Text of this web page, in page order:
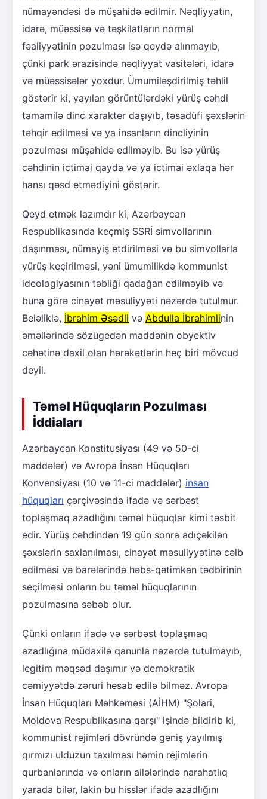
nümayəndəsi də müşahidə edilmir. Nəqliyyatın,
idarə, müəssisə və təşkilatların normal
fəaliyyətinin pozulması isə qeydə alınmayıb,
çünki park ərazisində nəqliyyat vasitələri, idarə
və müəssisələr yoxdur. Ümumiləşdirilmiş təhlil
göstərir ki, yayılan görüntülərdəki yürüş cəhdi
tamamilə dinc xarakter daşıyıb, təsadüfi şəxslərin
təhqir edilməsi və ya insanların dincliyinin
pozulması müşahidə edilməyib. Bu isə yürüş
cəhdinin ictimai qayda və ya ictimai əxlaqa hər
hansı qəsd etmədiyini göstərir.
Qeyd etmək lazımdır ki, Azərbaycan
Respublikasında keçmiş SSRİ simvollarının
daşınması, nümayiş etdirilməsi və bu simvollarla
yürüş keçirilməsi, yəni ümumilikdə kommunist
ideologiyasının təbliği qadağan edilməyib və
buna görə cinayət məsuliyyəti nəzərdə tutulmur.
Beləliklə, İbrahim Əsədli və Abdulla İbrahimlinin
əməllərində sözügedən maddənin obyektiv
cəhətinə daxil olan hərəkətlərin heç biri mövcud
deyil.
Təməl Hüquqların Pozulması
İddiaları
Azərbaycan Konstitusiyası (49 və 50-ci
maddələr) və Avropa İnsan Hüquqları
Konvensiyası (10 və 11-ci maddələr) insan
hüquqları çərçivəsində ifadə və sərbəst
toplaşmaq azadlığını təməl hüquqlar kimi təsbit
edir. Yürüş cəhdindən 19 gün sonra adıçəkilən
şəxslərin saxlanılması, cinayət məsuliyyətinə cəlb
edilməsi və barələrində həbs-qətimkan tədbirinin
seçilməsi onların bu təməl hüquqlarının
pozulmasına səbəb olur.
Çünki onların ifadə və sərbəst toplaşmaq
azadlığına müdaxilə qanunla nəzərdə tutulmayıb,
legitim məqsəd daşımır və demokratik
cəmiyyətdə zəruri hesab edilə bilməz. Avropa
İnsan Hüquqları Məhkəməsi (AİHM) "Şolari,
Moldova Respublikasına qarşı" işində bildirib ki,
kommunist rejimləri dövründə geniş yayılmış
qırmızı ulduzun taxılması həmin rejimlərin
qurbanlarında və onların ailələrində narahatlıq
yarada bilər, lakin bu hisslər ifadə azadlığını